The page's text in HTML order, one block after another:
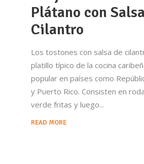
Plátano con
Cilantro
Los tostones con salsa de
platillo típico de la cocina
popular en países como
y Puerto Rico. Consisten en
verde fritas y luego
READ MORE